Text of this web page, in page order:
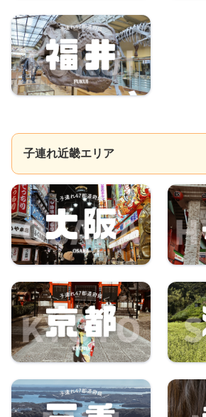
子連れ近畿エリア